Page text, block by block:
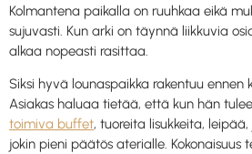
Kolmantena paikalla on ruuhkaa eikä
sujuvasti. Kun arki on täynnä liikkuvia
alkaa nopeasti rasittaa.
Siksi hyvä lounaspaikka rakentuu ennen
Asiakas haluaa tietää, että kun hän
toimiva buffet, tuoreita lisukkeita,
jokin pieni päätös aterialle. Kokonaisuus